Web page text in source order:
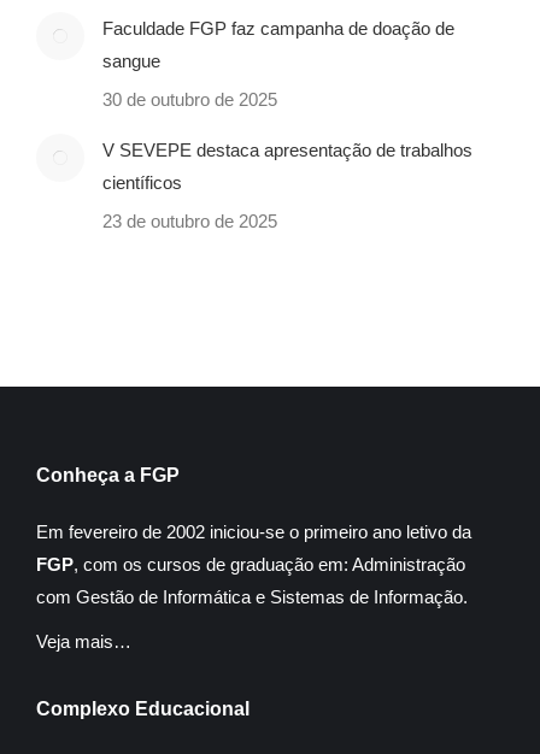
Faculdade FGP faz campanha de doação de
sangue
30 de outubro de 2025
V SEVEPE destaca apresentação de trabalhos
científicos
23 de outubro de 2025
Conheça a FGP
Em fevereiro de 2002 iniciou-se o primeiro ano letivo da
FGP, com os cursos de graduação em: Administração
com Gestão de Informática e Sistemas de Informação.
Veja mais…
Complexo Educacional